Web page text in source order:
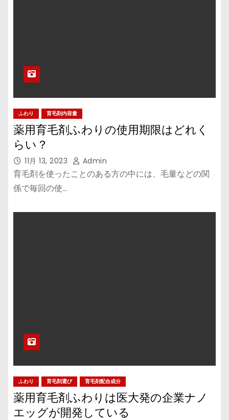
ふわり 育毛剤内容量
薬用育毛剤ふわりの使用期限はどれく
らい？
11月 13, 2023 Admin
育毛剤を使ったことのある方の中には、毛量などの関
係で毎回の使…
ふわり 育毛剤選び 育毛剤配合成分
薬用育毛剤ふわりは医大発の企業ナノ
エッグが開発している